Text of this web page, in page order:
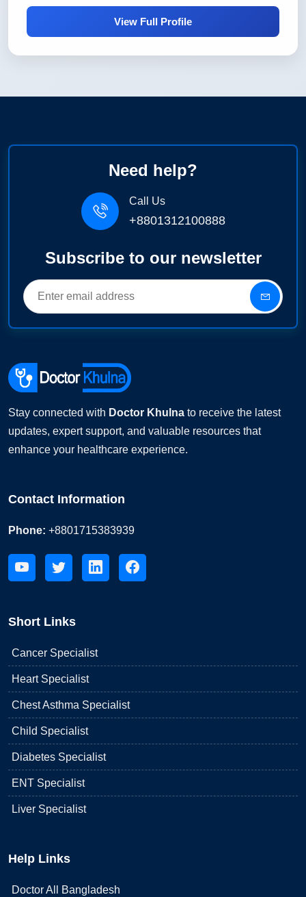
View Full Profile
Need help?
Call Us
+8801312100888
Subscribe to our newsletter
Stay connected with Doctor Khulna to receive the latest
updates, expert support, and valuable resources that
enhance your healthcare experience.
Short Links
Cancer Specialist
Heart Specialist
Chest Asthma Specialist
Child Specialist
Diabetes Specialist
ENT Specialist
Liver Specialist
Help Links
Doctor All Bangladesh
Contact Information
Phone: +8801715383939